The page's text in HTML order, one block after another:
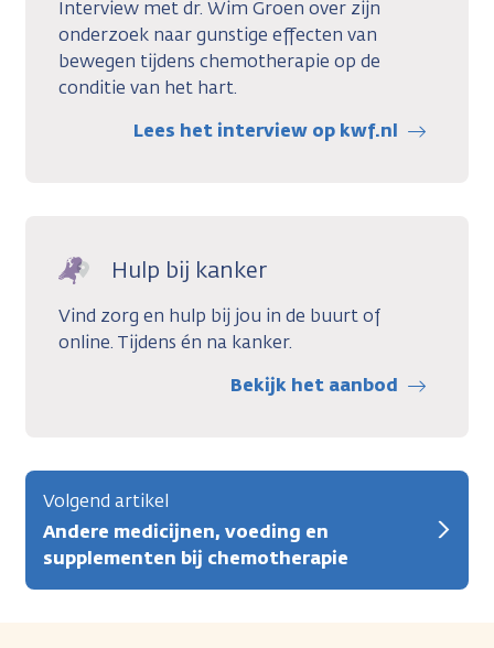
Interview met dr. Wim Groen over zijn
onderzoek naar gunstige effecten van
bewegen tijdens chemotherapie op de
conditie van het hart.
Lees het interview op kwf.nl
Hulp bij kanker
Vind zorg en hulp bij jou in de buurt of
online. Tijdens én na kanker.
Bekijk het aanbod
Volgend artikel
Andere medicijnen, voeding en
supplementen bij chemotherapie